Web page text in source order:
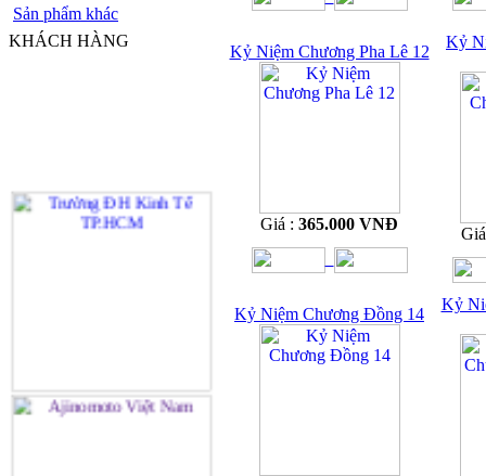
Sản phẩm khác
KHÁCH HÀNG
Kỷ Niệm Chương Pha Lê 12
Giá : 365.000 VNĐ
Kỷ
Kỷ Niệm Chương Đồng 14
Kỷ